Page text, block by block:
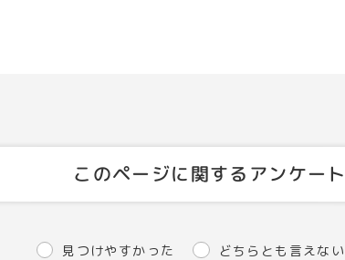
このページに関するアンケート
見つけやすかった どちらとも言えない